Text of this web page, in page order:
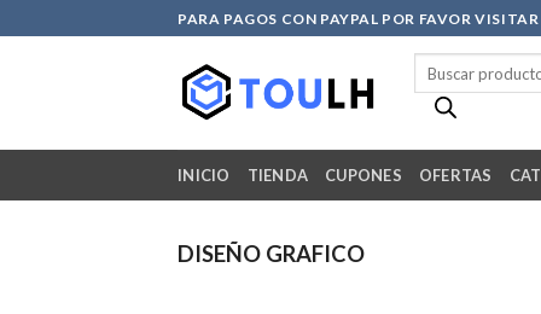
to
PARA PAGOS CON PAYPAL POR FAVOR
productos
INICIO TIENDA CUPONES OFERTAS
DISEÑO GRAFICO